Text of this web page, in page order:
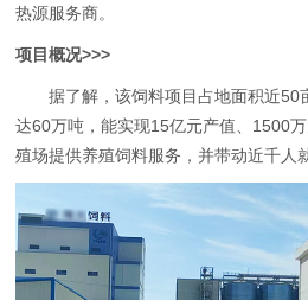
热源服务商。
项目概况>>>
据了解，该饲料项目占地面积近50
达60万吨，能实现15亿元产值、1500
殖场提供养殖饲料服务，并带动近千人